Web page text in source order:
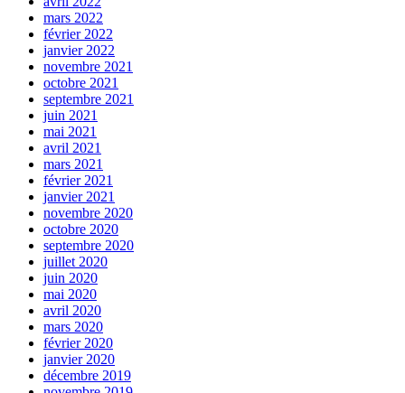
mars 2022
février 2022
janvier 2022
novembre 2021
octobre 2021
septembre 2021
juin 2021
mai 2021
avril 2021
mars 2021
février 2021
janvier 2021
novembre 2020
octobre 2020
septembre 2020
juillet 2020
juin 2020
mai 2020
avril 2020
mars 2020
février 2020
janvier 2020
décembre 2019